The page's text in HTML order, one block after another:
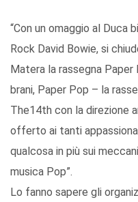
“Con un omaggio al Duca
Rock David Bowie, si
Matera la rassegna
brani, Paper Pop – la
The14th con la direzione
offerto ai tanti
qualcosa in più sui
musica Pop”.
Lo fanno sapere gli